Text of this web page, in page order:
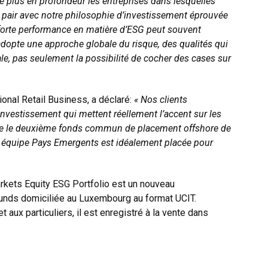
avec notre philosophie d’investissement éprouvée
performance en matière d’ESG peut souvent
une approche globale du risque, des qualités qui
pas seulement la possibilité de cocher des cases sur
Retail Business, a déclaré: « Nos clients
qui mettent réellement l’accent sur les
le deuxième fonds commun de placement offshore de
Pays Emergents est idéalement placée pour
Equity ESG Portfolio est un nouveau
domiciliée au Luxembourg au format UCIT.
aux particuliers, il est enregistré à la vente dans